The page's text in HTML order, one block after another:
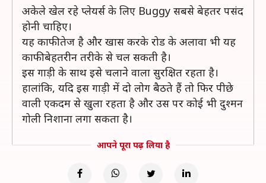
अकेले खेल रहे प्लेयर्स के लिए Buggy सबसे बेहतर पसंद
होनी चाहिए।
यह काफी तेज है और खास करके रोड के अलावा भी यह
काफी बेहतरीन तरीके से चल सकती है।
इस गाड़ी के साथ इसे चलाने वाला सुरक्षित रहता है।
हालांकि, यदि इस गाड़ी में दो लोग बैठते हैं तो फिर पीछे
वाली एकदम से खुला रहता है और उस पर कोई भी दुश्मन
गोली निशाना लगा सकता है।
आपने पूरा पढ़ लिया है